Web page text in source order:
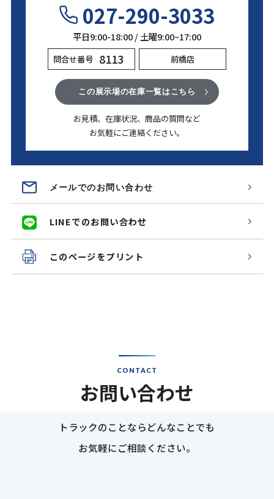
027-290-3033
平日9:00-18:00 / 土曜9:00~17:00
問合せ番号 8113 前橋店
この展示場の在庫一覧はこちら
お見積、在庫状況、商品の質問など
お気軽にご連絡ください。
メールでのお問い合わせ
LINEでのお問い合わせ
このページをプリント
CONTACT
お問い合わせ
トラックのことならどんなことでも
お気軽にご相談ください。